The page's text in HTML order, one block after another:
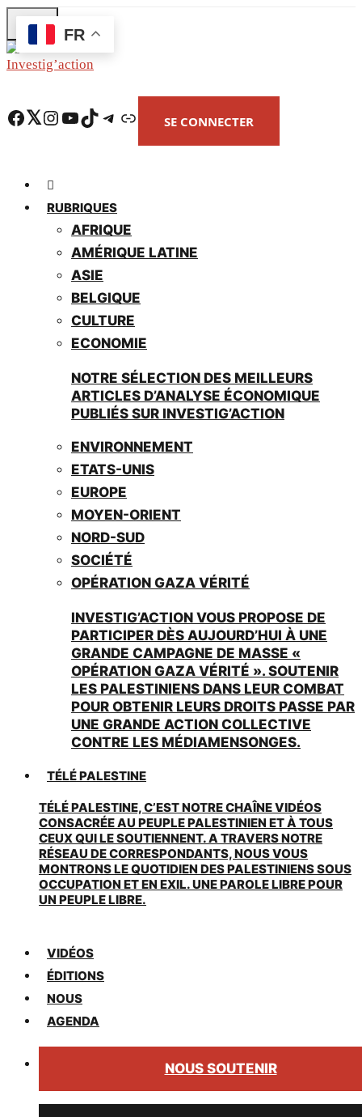
Skip
to
main
Facebook Twitter Instagram YouTube TikTok Telegram Lien SE CONNECTER
RUBRIQUES
AFRIQUE
AMÉRIQUE LATINE
ASIE
BELGIQUE
CULTURE
ECONOMIE
NOTRE SÉLECTION DES MEILLEURS
ARTICLES D’ANALYSE ÉCONOMIQUE
PUBLIÉS SUR INVESTIG’ACTION
ENVIRONNEMENT
ETATS-UNIS
EUROPE
MOYEN-ORIENT
NORD-SUD
SOCIÉTÉ
OPÉRATION GAZA VÉRITÉ
INVESTIG’ACTION VOUS PROPOSE DE
PARTICIPER DÈS AUJOURD’HUI À UNE
GRANDE CAMPAGNE DE MASSE «
OPÉRATION GAZA VÉRITÉ ». SOUTENIR
LES PALESTINIENS DANS LEUR COMBAT
POUR OBTENIR LEURS DROITS PASSE PAR
UNE GRANDE ACTION COLLECTIVE
CONTRE LES MÉDIAMENSONGES.
TÉLÉ PALESTINE
TÉLÉ PALESTINE, C’EST NOTRE CHAÎNE VIDÉOS
CONSACRÉE AU PEUPLE PALESTINIEN ET À TOUS
CEUX QUI LE SOUTIENNENT. A TRAVERS NOTRE
RÉSEAU DE CORRESPONDANTS, NOUS VOUS
MONTRONS LE QUOTIDIEN DES PALESTINIENS SOUS
OCCUPATION ET EN EXIL. UNE PAROLE LIBRE POUR
UN PEUPLE LIBRE.
VIDÉOS
ÉDITIONS
NOUS
AGENDA
NOUS SOUTENIR
FR